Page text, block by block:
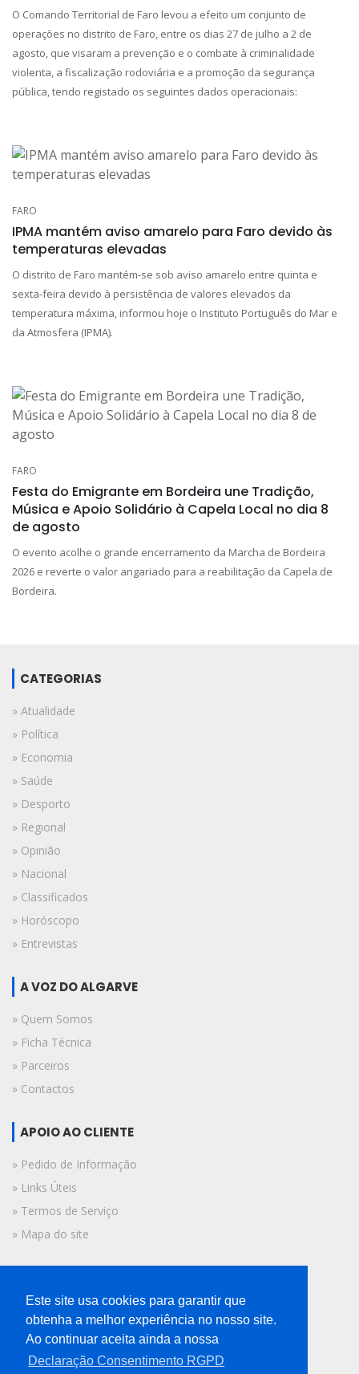
O Comando Territorial de Faro levou a efeito um conjunto de
operações no distrito de Faro, entre os dias 27 de julho a 2 de
agosto, que visaram a prevenção e o combate à criminalidade
violenta, a fiscalização rodoviária e a promoção da segurança
pública, tendo registado os seguintes dados operacionais:
FARO
IPMA mantém aviso amarelo para Faro devido às
temperaturas elevadas
O distrito de Faro mantém-se sob aviso amarelo entre quinta e
sexta-feira devido à persistência de valores elevados da
temperatura máxima, informou hoje o Instituto Português do Mar e
da Atmosfera (IPMA).
FARO
Festa do Emigrante em Bordeira une Tradição,
Música e Apoio Solidário à Capela Local no dia 8
de agosto
O evento acolhe o grande encerramento da Marcha de Bordeira
2026 e reverte o valor angariado para a reabilitação da Capela de
Bordeira.
CATEGORIAS
» Atualidade
» Política
» Economia
» Saúde
» Desporto
» Regional
» Opinião
» Nacional
» Classificados
» Horóscopo
» Entrevistas
A VOZ DO ALGARVE
» Quem Somos
» Ficha Técnica
» Parceiros
» Contactos
APOIO AO CLIENTE
» Pedido de Informação
» Links Úteis
» Termos de Serviço
» Mapa do site
© 2019 A Voz do Algarve.
Todos os direitos reservados.
Este site usa cookies para garantir que
obtenha a melhor experiência no nosso site.
Ao continuar aceita ainda a nossa
Declaração Consentimento RGPD